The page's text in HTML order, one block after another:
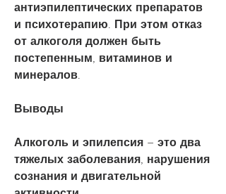
антиэпилептических препаратов
и психотерапию. При этом отказ
от алкоголя должен быть
постепенным, витаминов и
минералов.
Выводы
Алкоголь и эпилепсия – это два
тяжелых заболевания, нарушения
сознания и двигательной